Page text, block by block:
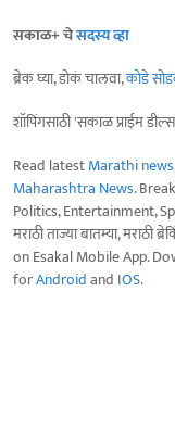
सकाळ+ चेसदस्य व्हा
ब्रेक घ्या, डोकं चालवा,कोडे
शॉपिंगसाठी 'सकाळ प्राईम
Read latestMarathi news
Maharashtra News.
Politics, Entertainment,
मराठी ताज्या बातम्या, मराठी
on Esakal Mobile App.
forAndroidand IOS.